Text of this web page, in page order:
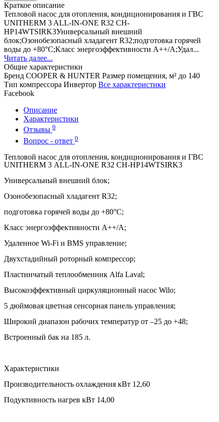
Краткое описание
Тепловой насос для отопления, кондиционирования и ГВС
UNITHERM 3 ALL-IN-ONE R32 CH-
HP14WTSIRK3Универсальный внешний
блок;Озонобезопасный хладагент R32;подготовка горячей
воды до +80°С;Класс энергоэффективности А++/А;Удал...
Читать далее...
Общие характеристики
Бренд COOPER & HUNTER Размер помещения, м² до 140
Тип компрессора Инвертор Все характеристики
Facebook
Описание
Характеристики
Отзывы 0
Вопрос - ответ 0
Тепловой насос для отопления, кондиционирования и ГВС
UNITHERM 3 ALL-IN-ONE R32 CH-HP14WTSIRK3
Универсальный внешний блок;
Озонобезопасный хладагент R32;
подготовка горячей воды до +80°С;
Класс энергоэффективности А++/А;
Удаленное Wi-Fi и BMS управление;
Двухстадийный роторный компрессор;
Пластинчатый теплообменник Alfa Laval;
Высокоэффективный циркуляционный насос Wilo;
5 дюймовая цветная сенсорная панель управления;
Широкий диапазон рабочих температур от –25 до +48;
Встроенный бак на 185 л.
Характеристики
Производительность охлаждения кВт 12,60
Подуктивность нагрев кВт 14,00